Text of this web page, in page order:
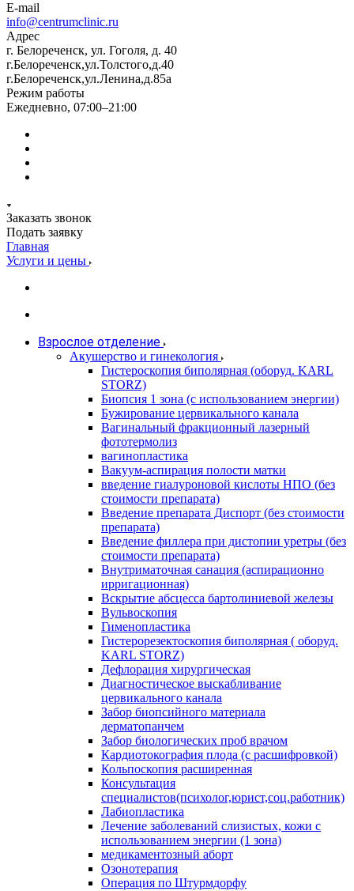
E-mail
info@centrumclinic.ru
Адрес
г. Белореченск, ул. Гоголя, д. 40
г.Белореченск,ул.Толстого,д.40
г.Белореченск,ул.Ленина,д.85а
Режим работы
Ежедневно, 07:00–21:00
Заказать звонок
Подать заявку
Главная
Услуги и цены
Взрослое отделение
Акушерство и гинекология
Гистероскопия биполярная (оборуд. KARL
STORZ)
Биопсия 1 зона (с использованием энергии)
Бужирование цервикального канала
Вагинальный фракционный лазерный
фототермолиз
вагинопластика
Вакуум-аспирация полости матки
введение гиалуроновой кислоты НПО (без
стоимости препарата)
Введение препарата Диспорт (без стоимости
препарата)
Введение филлера при дистопии уретры (без
стоимости препарата)
Внутриматочная санация (аспирационно
ирригационная)
Вскрытие абсцесса бартолиниевой железы
Вульвоскопия
Гименопластика
Гистерорезектоскопия биполярная ( оборуд.
KARL STORZ)
Дефлорация хирургическая
Диагностическое выскабливание
цервикального канала
Забор биопсийного материала
дерматопанчем
Забор биологических проб врачом
Кардиотокография плода (с расшифровкой)
Кольпоскопия расширенная
Консультация
специалистов(психолог,юрист,соц.работник)
Лабиопластика
Лечение заболеваний слизистых, кожи с
использованием энергии (1 зона)
медикаментозный аборт
Озонотерапия
Операция по Штурмдорфу